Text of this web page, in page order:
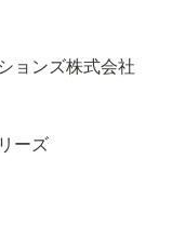
ョンズ株式会社
ーズ